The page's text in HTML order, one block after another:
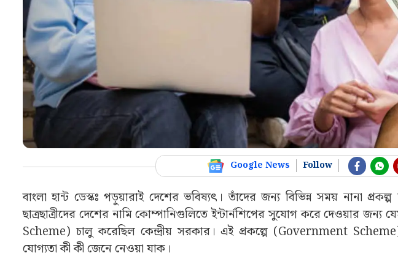
Google News Follow
বাংলা হান্ট ডেস্কঃ পড়ুয়ারাই দেশের ভবিষ্যৎ। তাঁদের জন্য বিভিন্ন সময় নানা
ছাত্রছাত্রীদের দেশের নামি কোম্পানিগুলিতে ইন্টার্নশিপের সুযোগ করে দেওয়ার
Scheme) চালু করেছিল কেন্দ্রীয় সরকার। এই প্রকল্পে (Government
যোগ্যতা কী কী জেনে নেওয়া যাক।